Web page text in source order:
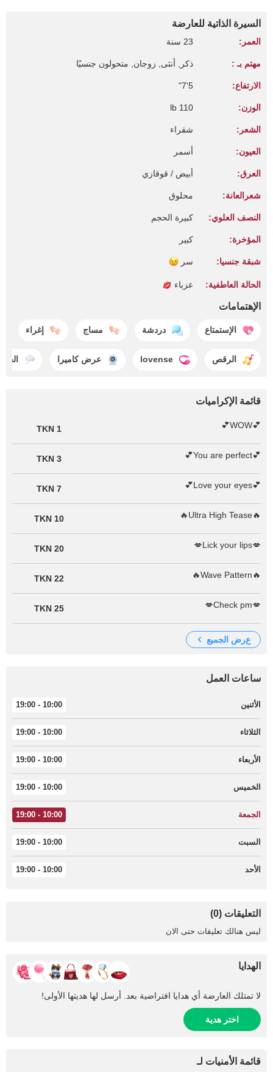
السيرة الذاتية للعارضة
العمر: 23 سنة
مهتم بـ : ذكر, أنثى, زوجان, متحولون جنسيًا
الارتفاع: 5'7"
الوزن: 110 lb
الشعر: شقراء
العيون: أسمر
العرق: أبيض / قوقازي
شعرالعانة: محلوق
النصف العلوي: كبيرة الحجم
المؤخرة: كبير
شبقة جنسيا: سر
الحالة العاطفية: عزباء
الإهتمامات
الإستمتاع دردشة مساج إغراء
الرقص lovense عرض كاميرا الحلم
قائمة الإكراميات
💕WOW💕
1 TKN
💕You are perfect💕
3 TKN
💕Love your eyes💕
7 TKN
🔥Ultra High Tease🔥
10 TKN
💋Lick your lips💋
20 TKN
🔥Wave Pattern🔥
22 TKN
💋Check pm💋
25 TKN
عرض الجميع
ساعات العمل
الأثنين 10:00 - 19:00
الثلاثاء 10:00 - 19:00
الأربعاء 10:00 - 19:00
الخميس 10:00 - 19:00
الجمعة 10:00 - 19:00
السبت 10:00 - 19:00
الأحد 10:00 - 19:00
التعليقات (0)
ليس هنالك تعليقات حتى الان
الهدايا
لا تمتلك العارضة أي هدايا افتراضية بعد. أرسل لها هديتها الأولى!
اختر هدية
قائمة الأمنيات لـ